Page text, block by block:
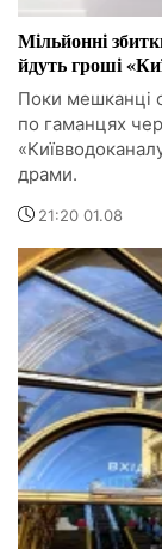
Мільйонні
йдуть гроші
Поки мешканці
по гаманцях
драми.
21:20 01.08